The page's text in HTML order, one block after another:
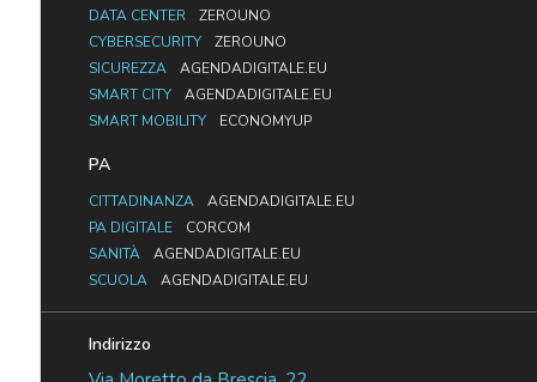
DATA CENTER
ZEROUNO
CYBERSECURITY
ZEROUNO
SICUREZZA
AGENDADIGITALE.EU
SMART CITY
AGENDADIGITALE.EU
SMART MOBILITY
ECONOMYUP
PA
CITTADINANZA
AGENDADIGITALE.EU
PA DIGITALE
CORCOM
SANITÀ
AGENDADIGITALE.EU
SCUOLA
AGENDADIGITALE.EU
Indirizzo